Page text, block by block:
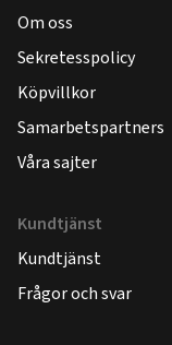
Om oss
Sekretesspolicy
Köpvillkor
Samarbetspartners
Våra sajter
Kundtjänst
Kundtjänst
Frågor och svar